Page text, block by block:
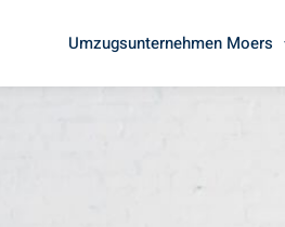
Umzugsunternehmen Moers